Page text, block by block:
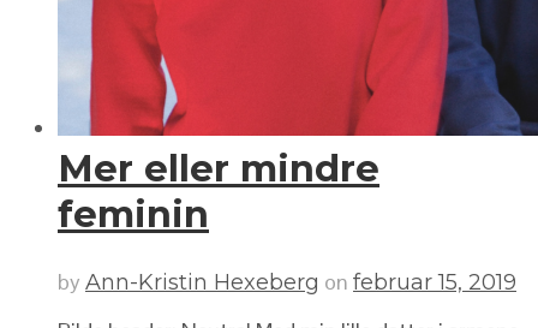
Mer eller mindre
feminin
by Ann-Kristin Hexeberg on februar 15, 2019